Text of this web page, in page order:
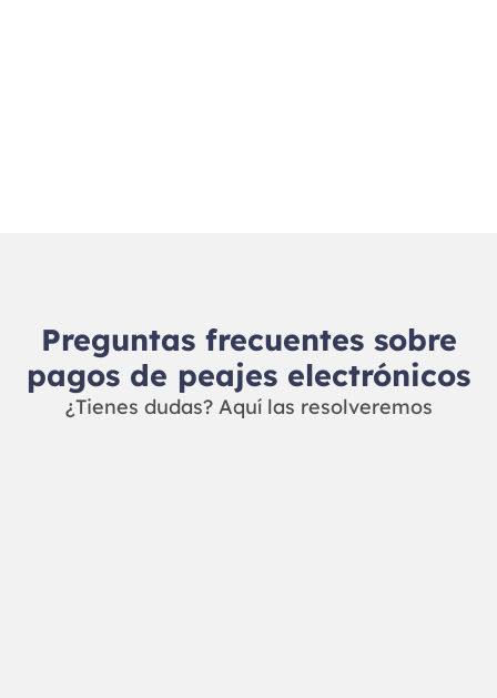
Preguntas frecuentes sobre
pagos de peajes electrónicos
¿Tienes dudas? Aquí las resolveremos